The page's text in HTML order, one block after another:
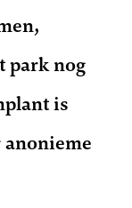
park nog
is